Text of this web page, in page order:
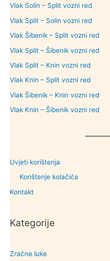
Vlak Solin – Split vozni red
Vlak Split – Solin vozni red
Vlak Šibenik – Split vozni red
Vlak Split – Šibenik vozni red
Vlak Split – Knin vozni red
Vlak Knin – Split vozni red
Vlak Šibenik – Knin vozni red
Vlak Knin – Šibenik vozni red
Uvjeti korištenja
Korištenje kolačića
Kontakt
Kategorije
Zračne luke